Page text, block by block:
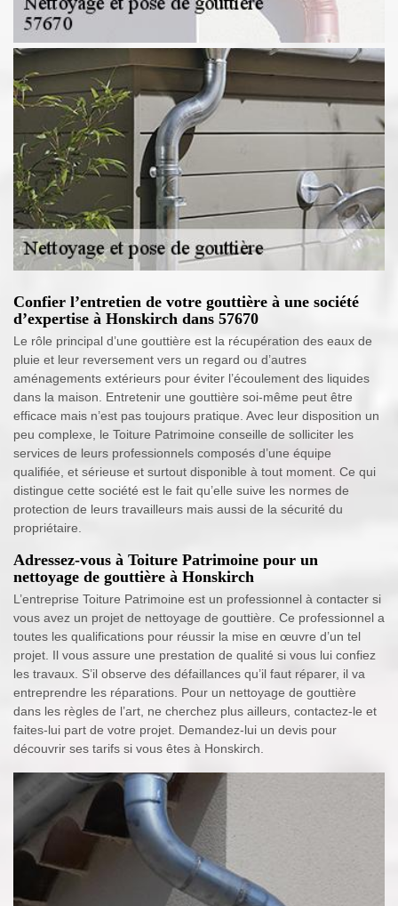
Confier l’entretien de votre gouttière à une société
d’expertise à Honskirch dans 57670
Le rôle principal d’une gouttière est la récupération des eaux de
pluie et leur reversement vers un regard ou d’autres
aménagements extérieurs pour éviter l’écoulement des liquides
dans la maison. Entretenir une gouttière soi-même peut être
efficace mais n’est pas toujours pratique. Avec leur disposition un
peu complexe, le Toiture Patrimoine conseille de solliciter les
services de leurs professionnels composés d’une équipe
qualifiée, et sérieuse et surtout disponible à tout moment. Ce qui
distingue cette société est le fait qu’elle suive les normes de
protection de leurs travailleurs mais aussi de la sécurité du
propriétaire.
Adressez-vous à Toiture Patrimoine pour un
nettoyage de gouttière à Honskirch
L’entreprise Toiture Patrimoine est un professionnel à contacter si
vous avez un projet de nettoyage de gouttière. Ce professionnel a
toutes les qualifications pour réussir la mise en œuvre d’un tel
projet. Il vous assure une prestation de qualité si vous lui confiez
les travaux. S’il observe des défaillances qu’il faut réparer, il va
entreprendre les réparations. Pour un nettoyage de gouttière
dans les règles de l’art, ne cherchez plus ailleurs, contactez-le et
faites-lui part de votre projet. Demandez-lui un devis pour
découvrir ses tarifs si vous êtes à Honskirch.